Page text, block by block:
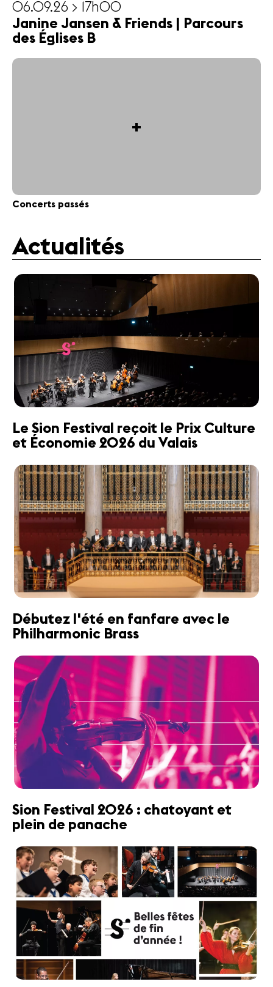
06.09.26 > 17h00
Janine Jansen & Friends | Parcours
des Églises B
+
Concerts passés
Actualités
Le Sion Festival reçoit le Prix Culture
et Économie 2026 du Valais
Débutez l'été en fanfare avec le
Philharmonic Brass
Sion Festival 2026 : chatoyant et
plein de panache